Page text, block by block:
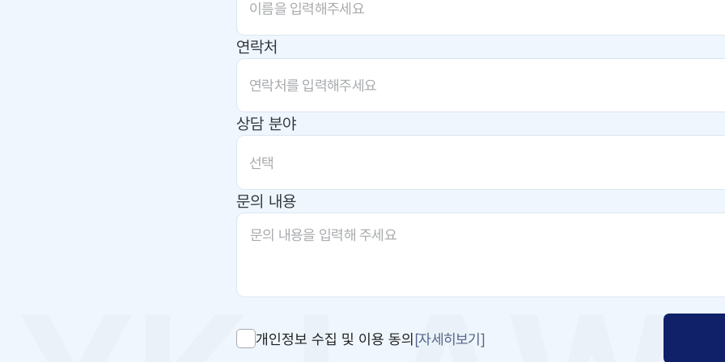
연락처
상담 분야
선택
문의 내용
개인정보 수집 및 이용 동의[자세히보기]